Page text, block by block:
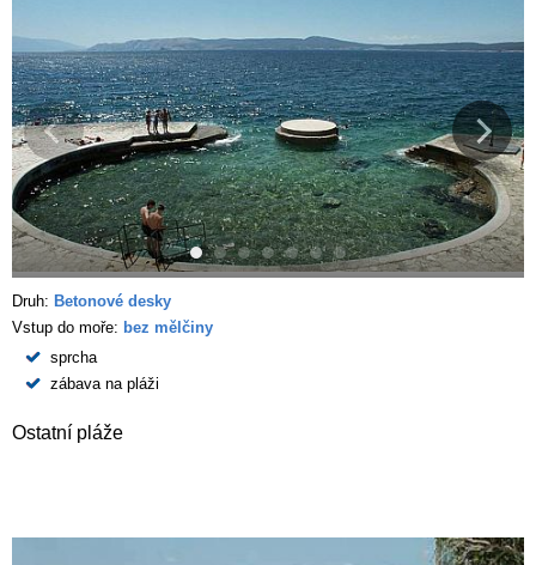
Druh: Betonové desky
Vstup do moře: bez mělčiny
sprcha
zábava na pláži
Ostatní pláže